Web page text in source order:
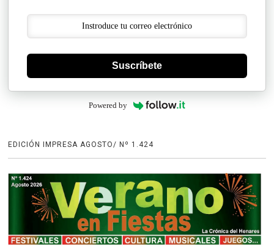
Suscríbete
Powered by
EDICIÓN IMPRESA AGOSTO/ Nº 1.424